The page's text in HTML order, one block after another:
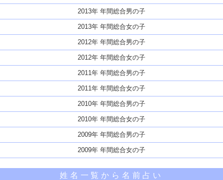
2013年 年間総合男の子
2013年 年間総合女の子
2012年 年間総合男の子
2012年 年間総合女の子
2011年 年間総合男の子
2011年 年間総合女の子
2010年 年間総合男の子
2010年 年間総合女の子
2009年 年間総合男の子
2009年 年間総合女の子
姓名一覧から名前占い